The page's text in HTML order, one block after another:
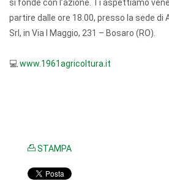
si fonde con l’azione. Ti aspettiamo
partire dalle ore 18.00, presso la sede di
Srl, in Via I
Maggio, 231 – Bosaro (RO).
💻 www.1961agricoltura.it
STAMPA